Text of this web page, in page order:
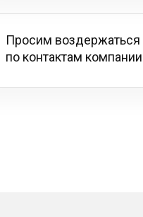
Просим воздержаться
по контактам